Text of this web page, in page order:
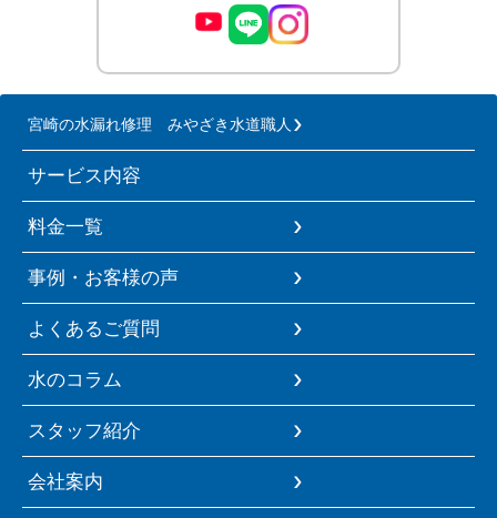
宮崎の水漏れ修理 みやざき水道職人
サービス内容
料金一覧
事例・お客様の声
よくあるご質問
水のコラム
スタッフ紹介
会社案内